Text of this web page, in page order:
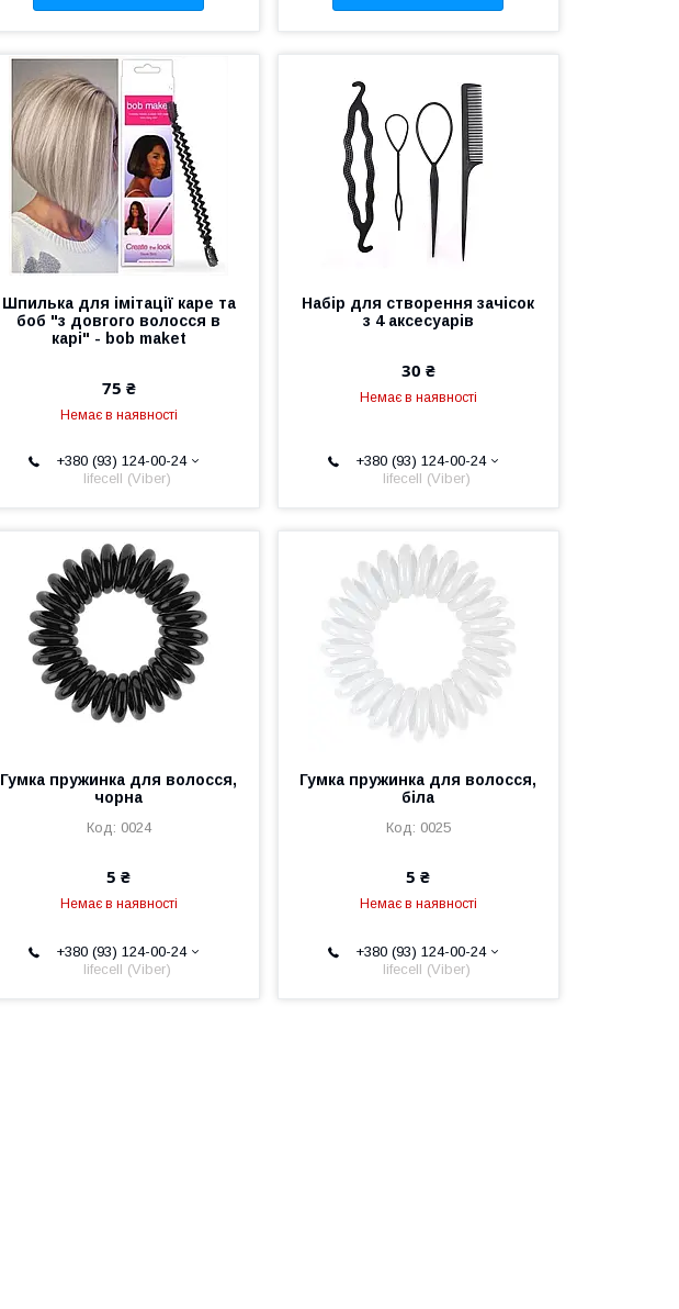
Шпилька для імітації каре та
боб "з довгого волосся в
карі" - bob maket
75 ₴
Немає в наявності
+380 (93) 124-00-24
lifecell (Viber)
Набір для створення зачісок
з 4 аксесуарів
30 ₴
Немає в наявності
+380 (93) 124-00-24
lifecell (Viber)
Гумка пружинка для волосся,
чорна
0024
5 ₴
Немає в наявності
+380 (93) 124-00-24
lifecell (Viber)
Гумка пружинка для волосся,
біла
0025
5 ₴
Немає в наявності
+380 (93) 124-00-24
lifecell (Viber)